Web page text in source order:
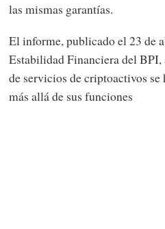
las mismas garantías.
El informe, publicado el 23 de
Estabilidad Financiera del BPI,
de servicios de criptoactivos
más allá de sus funciones